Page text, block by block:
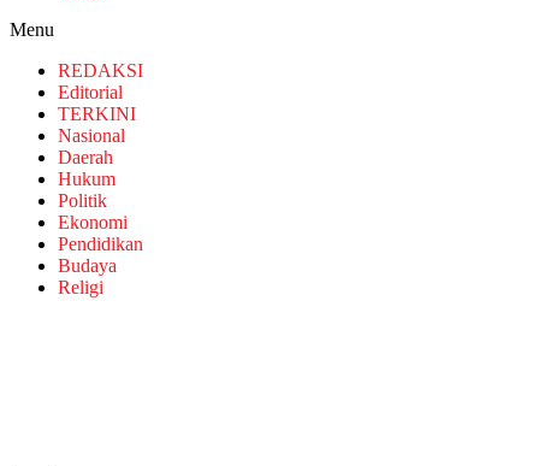
Menu
REDAKSI
Editorial
TERKINI
Nasional
Daerah
Hukum
Politik
Ekonomi
Pendidikan
Budaya
Religi